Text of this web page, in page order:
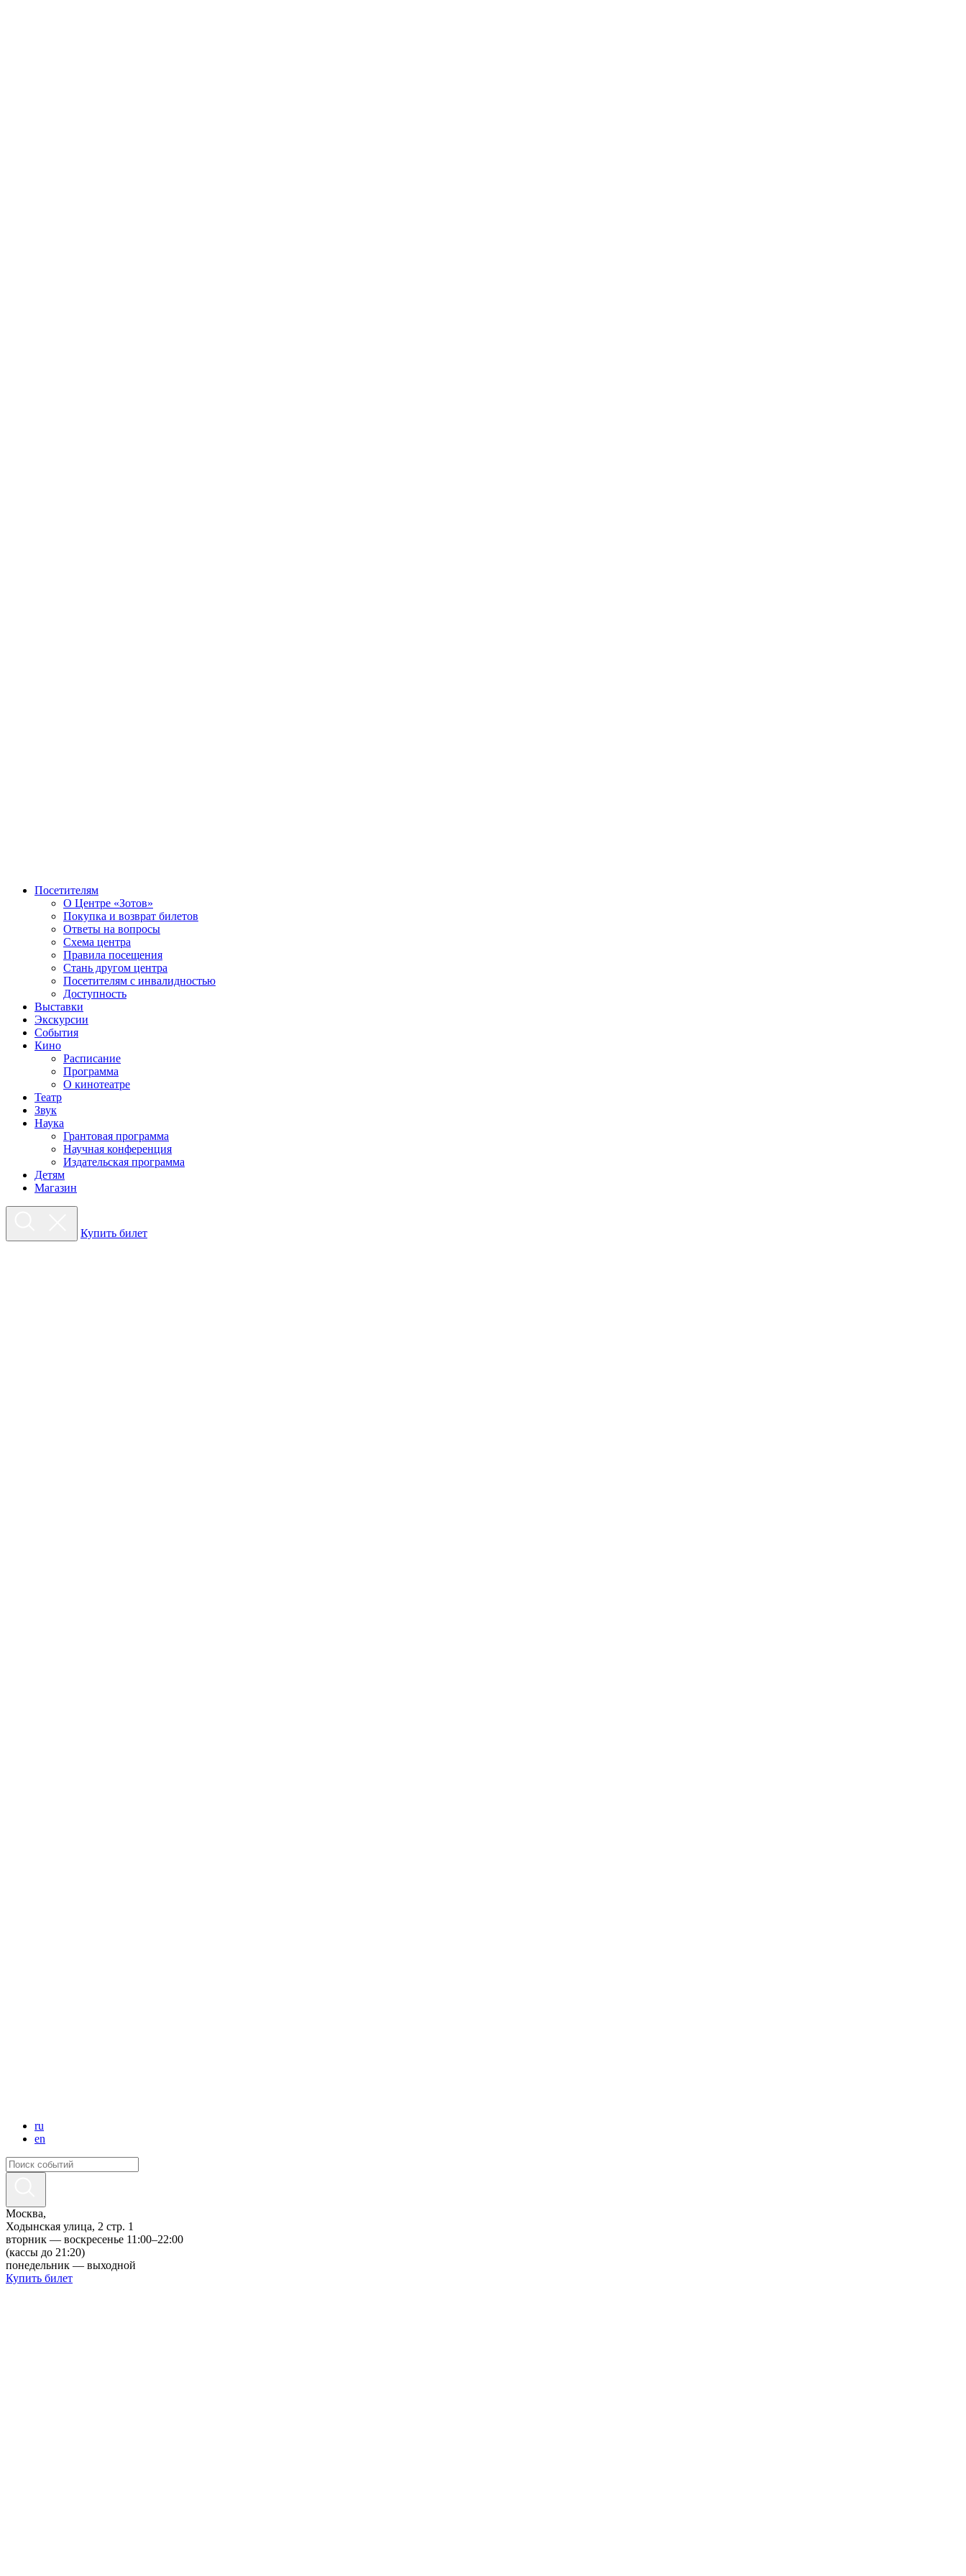
Посетителям
О Центре «Зотов»
Покупка и возврат билетов
Ответы на вопросы
Схема центра
Правила посещения
Стань другом центра
Посетителям с инвалидностью
Доступность
Выставки
Экскурсии
События
Кино
Расписание
Программа
О кинотеатре
Театр
Звук
Наука
Грантовая программа
Научная конференция
Издательская программа
Детям
Магазин
Купить билет
ru
en
Москва,
Ходынская улица, 2 стр. 1
вторник — воскресенье 11:00–22:00
(кассы до 21:20)
понедельник — выходной
Купить билет